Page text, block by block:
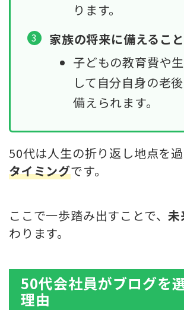
ります。
家族の将来に備えるこ
子どもの教育費や
して自分自身の老
備えられます。
50代は人生の折り返し地点を
タイミングです。
ここで一歩踏み出すことで、未
わります。
50代会社員がブログを
理由